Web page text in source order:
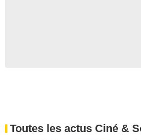
Toutes les actus Ciné &